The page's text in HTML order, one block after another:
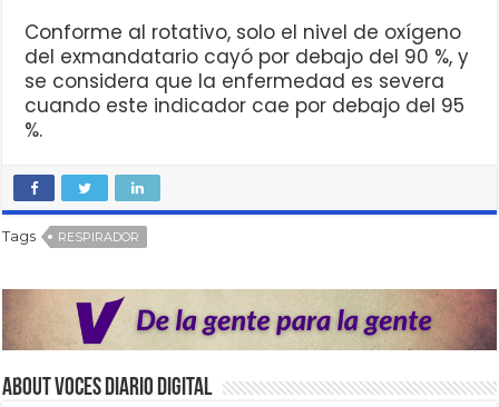
Conforme al rotativo, solo el nivel de oxígeno
del exmandatario cayó por debajo del 90 %, y
se considera que la enfermedad es severa
cuando este indicador cae por debajo del 95
%.
Tags RESPIRADOR
About VOCES Diario digital